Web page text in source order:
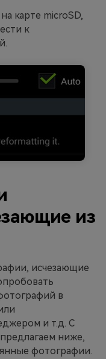
карте microSD,
к
из
исчезающие
в
и т.д. С
ниже,
фотографии.